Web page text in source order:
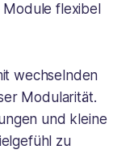
flexibel
wechselnden
Modularität.
und kleine
zu